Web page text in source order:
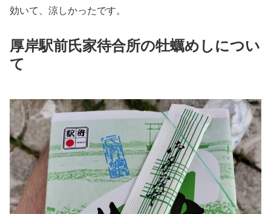
効いて、涼しかったです。
厚岸駅前氏家待合所の牡蠣めしについ
て